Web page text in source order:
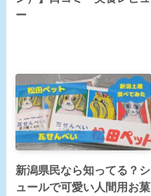
ー
新潟県民なら知ってる？シ
ュールで可愛い人間用お菓